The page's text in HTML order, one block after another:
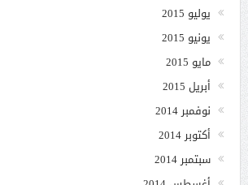
يوليو 2015
يونيو 2015
مايو 2015
أبريل 2015
نوفمبر 2014
أكتوبر 2014
سبتمبر 2014